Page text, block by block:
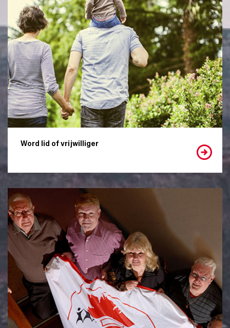
Word lid of vrijwilliger